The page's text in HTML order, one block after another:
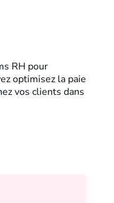
RH pour
optimisez la paie
vos clients dans